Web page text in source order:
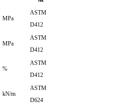
MPa
ASTM
D412
MPa
ASTM
D412
%
ASTM
D412
kN/m
ASTM
D624